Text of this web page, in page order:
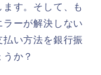
す。そして、も
ーが解決しない
い方法を銀行振
か？